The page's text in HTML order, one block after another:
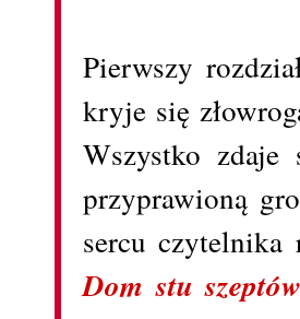
Pierwszy
kryje się
Wszystko zdaje
przyprawioną
sercu czytelnika
Dom stu szeptów